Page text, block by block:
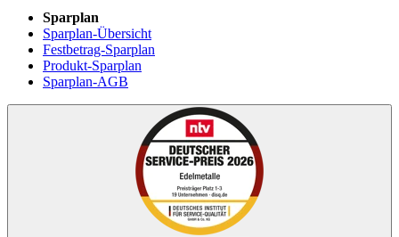
Sparplan
Sparplan-Übersicht
Festbetrag-Sparplan
Produkt-Sparplan
Sparplan-AGB